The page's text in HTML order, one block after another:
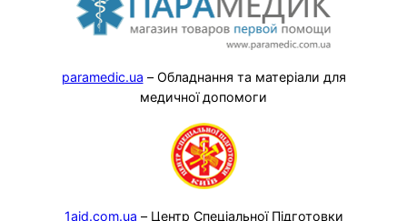
paramedic.ua – Обладнання та матеріали для
медичної допомоги
1aid.com.ua – Центр Спеціальної Підготовки